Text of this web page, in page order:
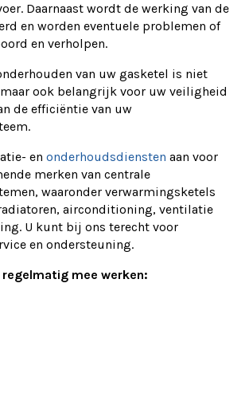
Daarnaast wordt de werking van de
en worden eventuele problemen of
en verholpen.
van uw gasketel is niet
ook belangrijk voor uw veiligheid
de efficiëntie van uw
en onderhoudsdiensten aan voor
merken van centrale
waaronder verwarmingsketels
airconditioning, ventilatie
U kunt bij ons terecht voor
en ondersteuning.
regelmatig mee werken: